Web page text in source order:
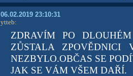
06.02.2019 23:10:31
ytteb:
ZDRAVÍM PO
ZŮSTALA
NEZBYLO.OBČAS SE
JAK SE VÁM VŠEM DAŘÍ.